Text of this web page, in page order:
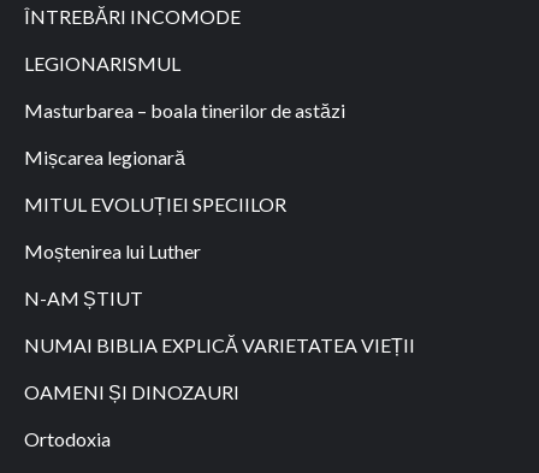
ÎNTREBĂRI INCOMODE
LEGIONARISMUL
Masturbarea – boala tinerilor de astăzi
Mișcarea legionară
MITUL EVOLUȚIEI SPECIILOR
Moștenirea lui Luther
N-AM ȘTIUT
NUMAI BIBLIA EXPLICĂ VARIETATEA VIEȚII
OAMENI ȘI DINOZAURI
Ortodoxia